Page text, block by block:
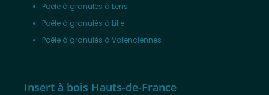
Poêle à granulés à Lens
Poêle à granulés à Lille
Poêle à granulés à Valenciennes
Insert à bois Hauts-de-France